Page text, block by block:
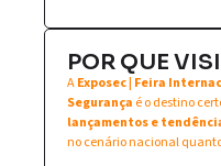
POR QUE
AExposec | Feira
Segurança é o destino
lançamentos e
no cenário nacional